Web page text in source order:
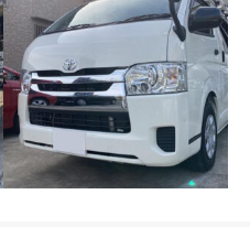
マツダ CX-3